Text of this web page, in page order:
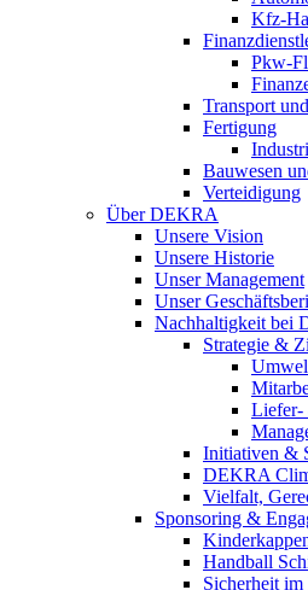
Kfz-
Transport
Fertigung
Bauwesen
Verteidigung
Über DEKRA
Unsere Vision
Unsere Historie
Unser Management
Unser
Nachhaltigkeit bei
Strategie &
Liefer-
Initiativen &
DEKRA
Vielfalt,
Sponsoring &
Handball
Sicherheit